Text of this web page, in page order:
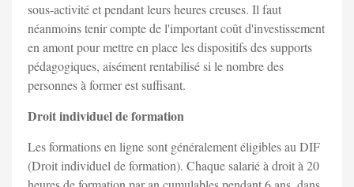
sous-activité et pendant leurs heures creuses. Il faut
néanmoins tenir compte de l'important coût d'investissement
en amont pour mettre en place les dispositifs des supports
pédagogiques, aisément rentabilisé si le nombre des
personnes à former est suffisant.
Droit individuel de formation
Les formations en ligne sont généralement éligibles au DIF
(Droit individuel de formation). Chaque salarié à droit à 20